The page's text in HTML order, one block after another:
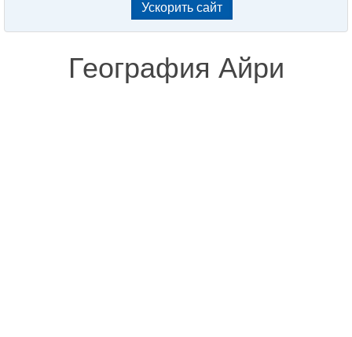
География Айри